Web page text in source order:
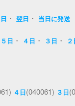
・ 翌日 ・ 当日に発送
５日 ・ ４日 ・ ３日 ・
４日(040061) ３日